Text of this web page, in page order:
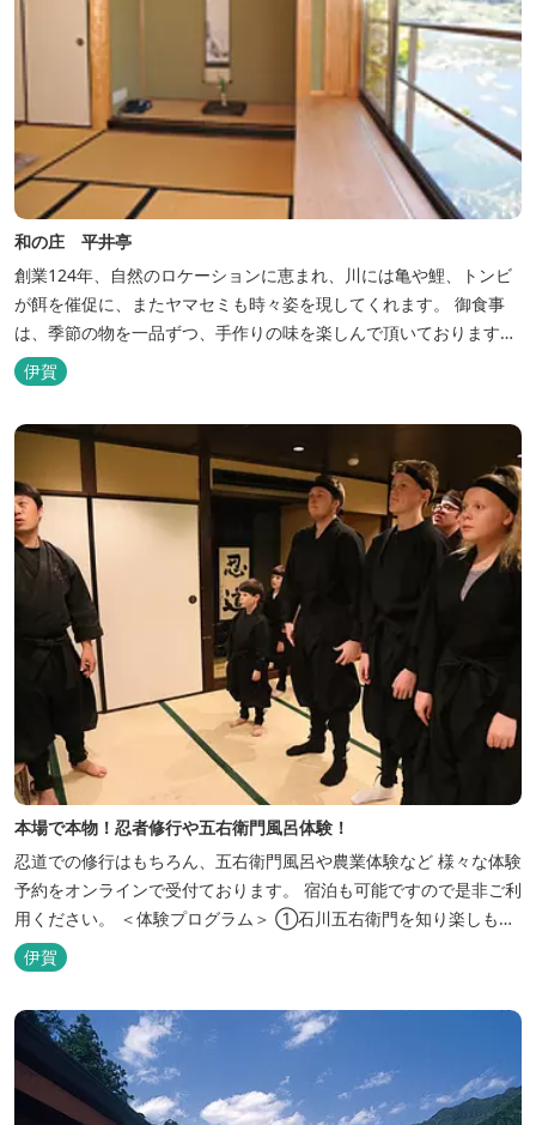
和の庄 平井亭
創業124年、自然のロケーションに恵まれ、川には亀や鯉、トンビ
が餌を催促に、またヤマセミも時々姿を現してくれます。 御食事
は、季節の物を一品ずつ、手作りの味を楽しんで頂いております。
（宿泊一日一組）
伊賀
本場で本物！忍者修行や五右衛門風呂体験！
忍道での修行はもちろん、五右衛門風呂や農業体験など 様々な体験
予約をオンラインで受付ております。 宿泊も可能ですので是非ご利
用ください。 ＜体験プログラム＞ ①石川五右衛門を知り楽しも
う！ ②忍者をめざそう！（入門・初級編） ③忍者の基礎体力づく
り！農業体験！ ④忍者の里山散策と忍者修行を楽しもう！（山中
で忍道修行）
伊賀